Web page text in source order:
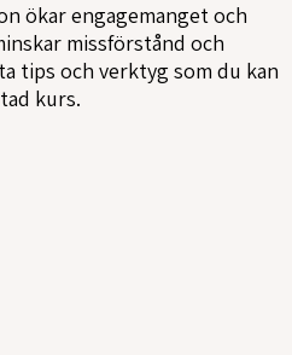
ökar engagemanget och
missförstånd och
tips och verktyg som du kan
kurs.